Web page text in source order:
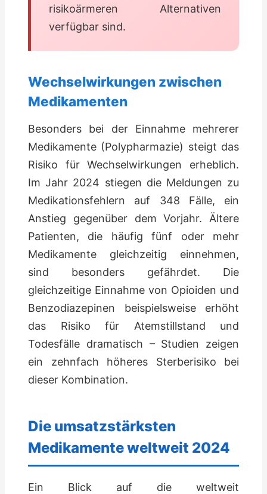
risikoärmeren Alternativen
verfügbar sind.
Wechselwirkungen zwischen
Medikamenten
Besonders bei der Einnahme mehrerer
Medikamente (Polypharmazie) steigt das
Risiko für Wechselwirkungen erheblich.
Im Jahr 2024 stiegen die Meldungen zu
Medikationsfehlern auf 348 Fälle, ein
Anstieg gegenüber dem Vorjahr. Ältere
Patienten, die häufig fünf oder mehr
Medikamente gleichzeitig einnehmen,
sind besonders gefährdet. Die
gleichzeitige Einnahme von Opioiden und
Benzodiazepinen beispielsweise erhöht
das Risiko für Atemstillstand und
Todesfälle dramatisch – Studien zeigen
ein zehnfach höheres Sterberisiko bei
dieser Kombination.
Die umsatzstärksten
Medikamente weltweit 2024
Ein Blick auf die weltweit